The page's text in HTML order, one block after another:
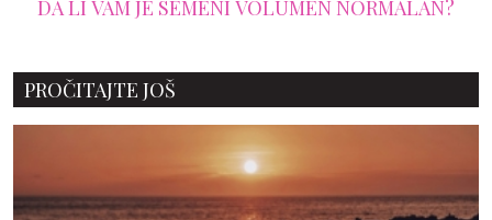
DA LI VAM JE SEMENI VOLUMEN NORMALAN?
PROČITAJTE JOŠ